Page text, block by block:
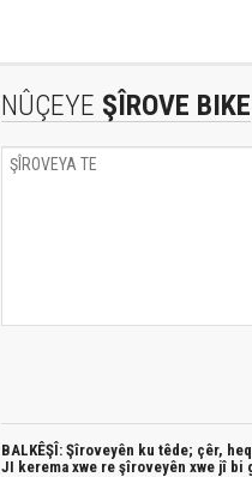
NÛÇEYE ŞÎROVE BIKE
BALKÊŞÎ: Şîroveyên ku têde; çêr,
JI kerema xwe re şîroveyên xwe jî bi